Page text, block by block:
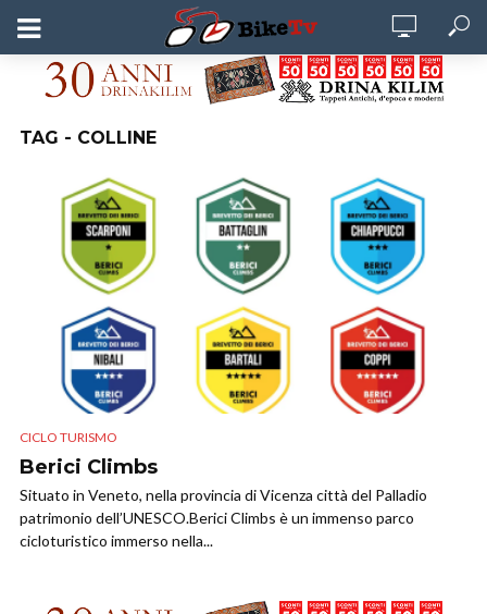
TAG - COLLINE
CICLO TURISMO
Berici Climbs
Situato in Veneto, nella provincia di Vicenza città del Palladio
patrimonio dell’UNESCO.Berici Climbs è un immenso parco
cicloturistico immerso nella...